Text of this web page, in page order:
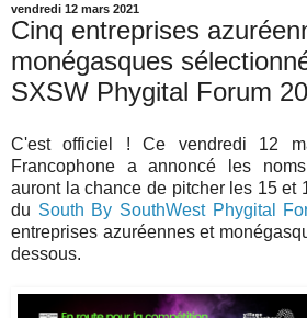
vendredi 12 mars 2021
Cinq entreprises
monégasques
SXSW Phygital Forum
C'est officiel ! Ce vendredi 12
Francophone a annoncé les
auront la chance de pitcher les 15 et
du South By SouthWest Phygital
entreprises azuréennes et
dessous.